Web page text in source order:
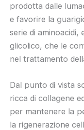
prodotta dalle
e favorire la
serie di aminoacidi,
glicolico, che le
nel trattamento
Dal punto di vista
ricca di collagene
per mantenere la
la rigenerazione